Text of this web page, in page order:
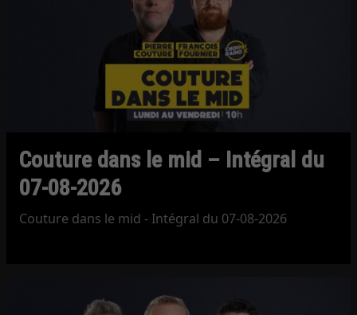
Couture dans le mid – Intégral du
07-08-2026
Couture dans le mid - Intégral du 07-08-2026